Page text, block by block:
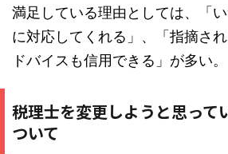
満足している理由としては、「
に対応してくれる」、「指摘さ
ドバイスも信用できる」が多い。
税理士を変更しようと思って
ついて